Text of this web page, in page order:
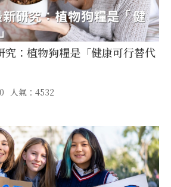
：植物狗糧是「健康可行替代
人氣：4532